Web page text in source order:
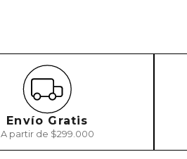
Envío Gratis
A partir de $299.000